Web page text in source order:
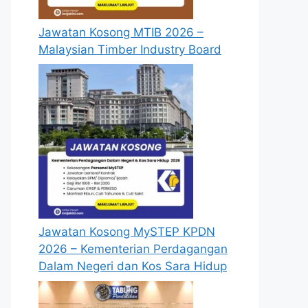
Jawatan Kosong MTIB 2026 –
Malaysian Timber Industry Board
Jawatan Kosong MySTEP KPDN
2026 – Kementerian Perdagangan
Dalam Negeri dan Kos Sara Hidup